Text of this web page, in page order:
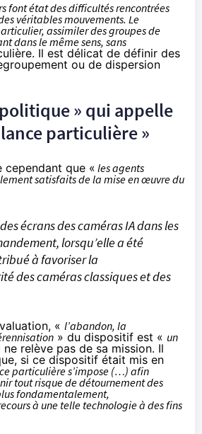
font état des difficultés rencontrées
véritables mouvements. Le
assimiler des groupes de
dans le même sens, sans
Il est délicat de définir des
ou de dispersion
» qui appelle
particulière »
que « les agents
satisfaits de la mise en œuvre du
écrans des caméras IA dans les
lorsqu’elle a été
à favoriser la
des caméras classiques et des
« l’abandon, la
» du dispositif est « un
ne relève pas de sa mission. Il
si ce dispositif était mis en
particulière s’impose (…) afin
tout risque de détournement des
fondamentalement,
à une telle technologie à des fins